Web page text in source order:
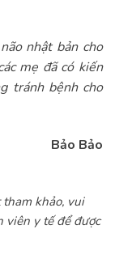
nhật bản cho
mẹ đã có kiến
tránh bệnh cho
Bảo Bảo
khảo, vui
viên y tế để được